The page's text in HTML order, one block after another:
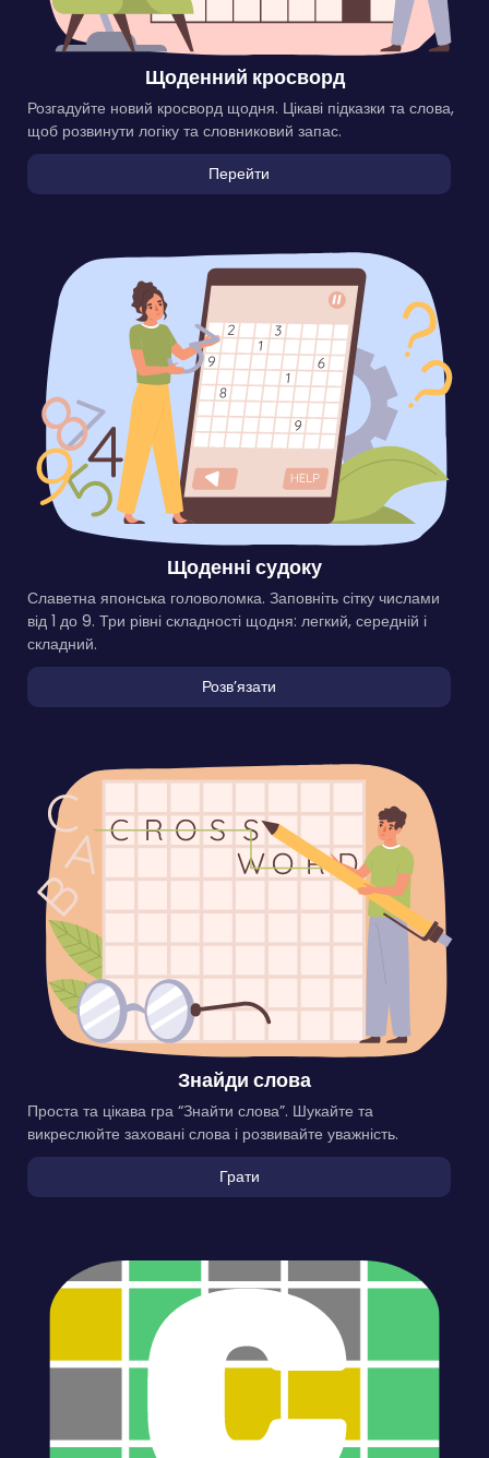
Щоденний кросворд
Розгадуйте новий кросворд щодня. Цікаві підказки та слова,
щоб розвинути логіку та словниковий запас.
Перейти
Щоденні судоку
Славетна японська головоломка. Заповніть сітку числами
від 1 до 9. Три рівні складності щодня: легкий, середній і
складний.
Розвʼязати
Знайди слова
Проста та цікава гра “Знайти слова”. Шукайте та
викреслюйте заховані слова і розвивайте уважність.
Грати